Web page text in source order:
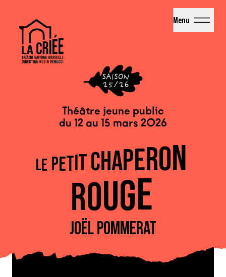
Menu
Théâtre jeune public
du 12 au 15 mars 2026
LE PET TCHAPERON
ROUGE
JOËL POMMERAT